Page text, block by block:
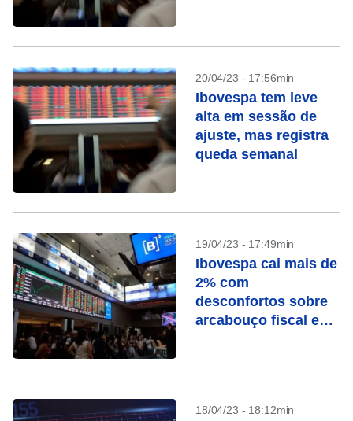
20/04/23 - 17:56min
Ibovespa tem leve
alta em sessão de
ajuste, mas registra
queda semanal
19/04/23 - 17:49min
Ibovespa cai mais de
2% com
desconfortos sobre
arcabouço fiscal e
18/04/23 - 18:12min